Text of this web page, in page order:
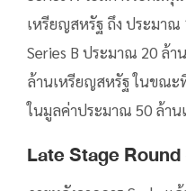
เหรียญสหรัฐ ถึง ประมา
Series B ประมาณ 20 ล้
ล้านเหรียญสหรัฐ ในขณะ
ในมูลค่าประมาณ 50 ล้าน
Late Stage